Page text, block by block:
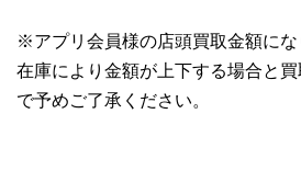
※アプリ会員様の店頭買取金額にな
在庫により金額が上下する場合と
で予めご了承ください。